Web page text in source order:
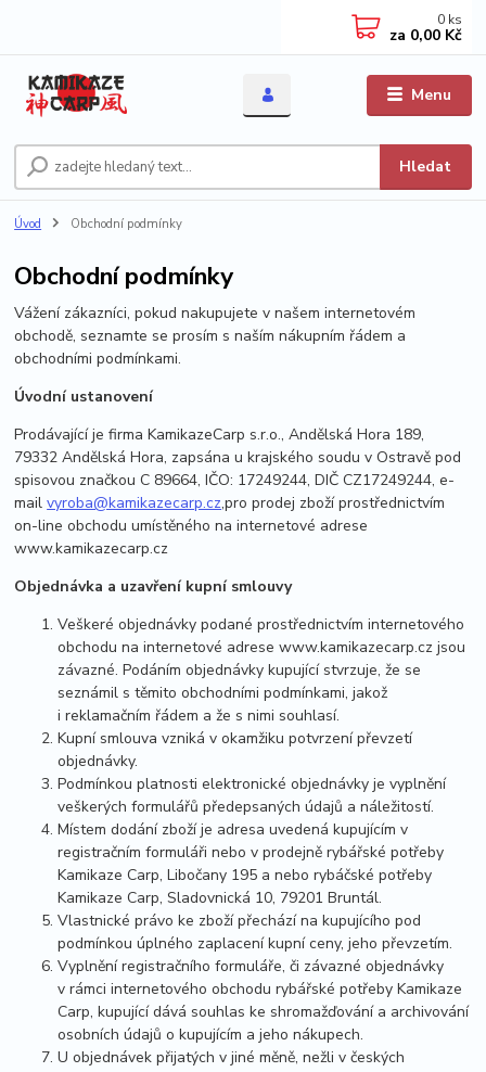
Menu
Hledat
0 ks
za 0,00 Kč
Úvod Obchodní podmínky
Obchodní podmínky
Vážení zákazníci, pokud nakupujete v našem internetovém
obchodě, seznamte se prosím s naším nákupním řádem a
obchodními podmínkami.
Úvodní ustanovení
Prodávající je firma KamikazeCarp s.r.o., Andělská Hora 189,
79332 Andělská Hora, zapsána u krajského soudu v Ostravě pod
spisovou značkou C 89664, IČO: 17249244, DIČ CZ17249244, e-
mailvyroba@kamikazecarp.cz,pro prodej zboží prostřednictvím
on-line obchodu umístěného na internetové adrese
www.kamikazecarp.cz
Objednávka a uzavření kupní smlouvy
Veškeré objednávky podané prostřednictvím internetového
obchodu na internetové adrese www.kamikazecarp.cz jsou
závazné. Podáním objednávky kupující stvrzuje, že se
seznámil s těmito obchodními podmínkami, jakož
i reklamačním řádem a že s nimi souhlasí.
Kupní smlouva vzniká v okamžiku potvrzení převzetí
objednávky.
Podmínkou platnosti elektronické objednávky je vyplnění
veškerých formulářů předepsaných údajů a náležitostí.
Místem dodání zboží je adresa uvedená kupujícím v
registračním formuláři nebo v prodejně rybářské potřeby
Kamikaze Carp, Libočany 195 a nebo rybáčské potřeby
Kamikaze Carp, Sladovnická 10, 79201 Bruntál.
Vlastnické právo ke zboží přechází na kupujícího pod
podmínkou úplného zaplacení kupní ceny, jeho převzetím.
Vyplnění registračního formuláře, či závazné objednávky
v rámci internetového obchodu rybářské potřeby Kamikaze
Carp, kupující dává souhlas ke shromažďování a archivování
osobních údajů o kupujícím a jeho nákupech.
U objednávek přijatých v jiné měně, nežli v českých